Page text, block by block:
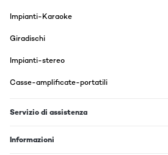
, könnte man besser machen. Das
Preis aber ok.
Amazon-Benutzer
Impianti-Karaoke
Giradischi
Impianti-stereo
Casse-amplificate-portatili
Servizio di assistenza
Informazioni